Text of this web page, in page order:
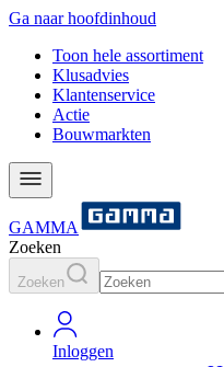
Ga naar hoofdinhoud
Toon hele assortiment
Klusadvies
Klantenservice
Actie
Bouwmarkten
GAMMA
Zoeken
Zoeken
Inloggen